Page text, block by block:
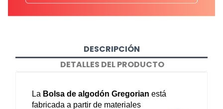
DESCRIPCIÓN
DETALLES DEL PRODUCTO
La Bolsa de algodón Gregorian está
fabricada a partir de materiales